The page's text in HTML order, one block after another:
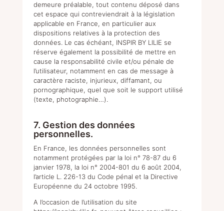
demeure préalable, tout contenu déposé dans
cet espace qui contreviendrait à la législation
applicable en France, en particulier aux
dispositions relatives à la protection des
données. Le cas échéant, INSPIR BY LILIE se
réserve également la possibilité de mettre en
cause la responsabilité civile et/ou pénale de
l’utilisateur, notamment en cas de message à
caractère raciste, injurieux, diffamant, ou
pornographique, quel que soit le support utilisé
(texte, photographie…).
7. Gestion des données
personnelles.
En France, les données personnelles sont
notamment protégées par la loi n° 78-87 du 6
janvier 1978, la loi n° 2004-801 du 6 août 2004,
l’article L. 226-13 du Code pénal et la Directive
Européenne du 24 octobre 1995.
A l’occasion de l’utilisation du site